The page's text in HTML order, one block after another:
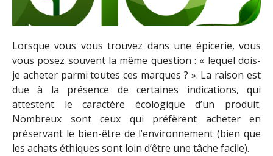
Lorsque vous vous trouvez dans une épicerie, vous
vous posez souvent la même question : « lequel dois-
je acheter parmi toutes ces marques ? ». La raison est
due à la présence de certaines indications, qui
attestent le caractère écologique d’un produit.
Nombreux sont ceux qui préfèrent acheter en
préservant le bien-être de l’environnement (bien que
les achats éthiques sont loin d’être une tâche facile).